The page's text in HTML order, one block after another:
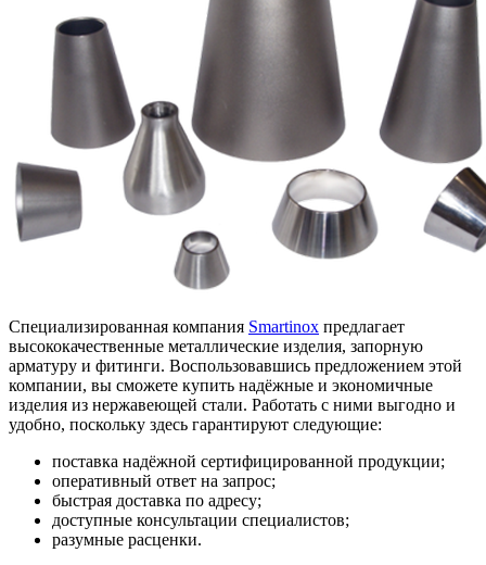
Специализированная компания Smartinox предлагает
высококачественные металлические изделия, запорную
арматуру и фитинги. Воспользовавшись предложением этой
компании, вы сможете купить надёжные и экономичные
изделия из нержавеющей стали. Работать с ними выгодно и
удобно, поскольку здесь гарантируют следующие:
поставка надёжной сертифицированной продукции;
оперативный ответ на запрос;
быстрая доставка по адресу;
доступные консультации специалистов;
разумные расценки.